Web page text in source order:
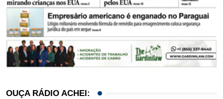
OUÇA RÁDIO ACHEI: